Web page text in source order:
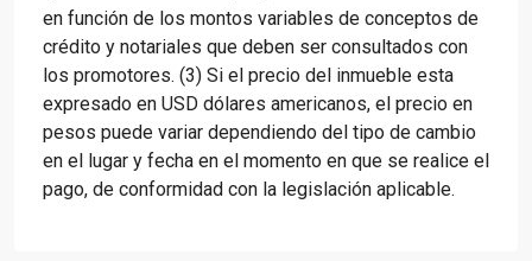
en función de los montos variables de conceptos de
crédito y notariales que deben ser consultados con
los promotores. (3) Si el precio del inmueble esta
expresado en USD dólares americanos, el precio en
pesos puede variar dependiendo del tipo de cambio
en el lugar y fecha en el momento en que se realice el
pago, de conformidad con la legislación aplicable.